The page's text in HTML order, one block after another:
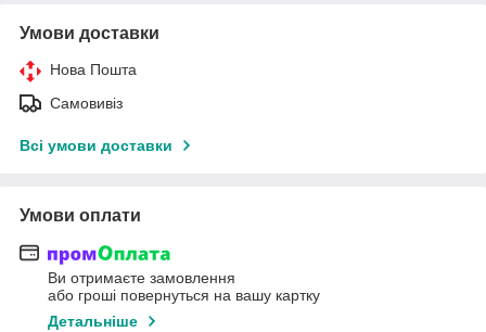
Умови доставки
Нова Пошта
Самовивіз
Всі умови доставки
Умови оплати
Ви отримаєте замовлення
або гроші повернуться на вашу картку
Детальніше